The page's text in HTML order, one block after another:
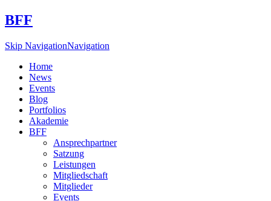
BFF
Skip NavigationNavigation
Home
News
Events
Blog
Portfolios
Akademie
BFF
Ansprechpartner
Satzung
Leistungen
Mitgliedschaft
Mitglieder
Events